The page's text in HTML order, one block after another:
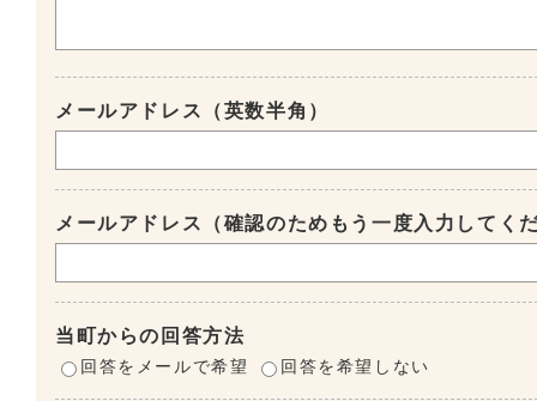
メールアドレス（英数半角）
メールアドレス（確認のためもう一度入力してく
当町からの回答方法
回答をメールで希望 回答を希望しない